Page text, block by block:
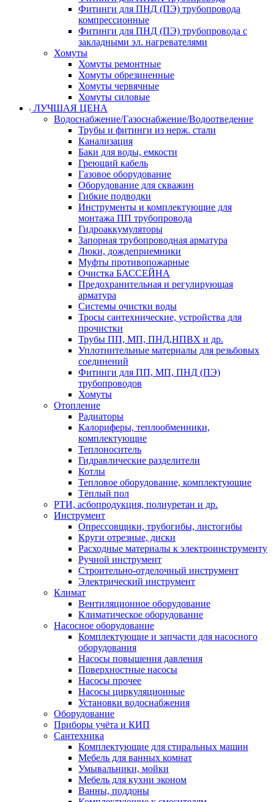
Фитинги для ПНД (ПЭ) трубопровода
компрессионные
Фитинги для ПНД (ПЭ) трубопровода с
закладными эл. нагревателями
Хомуты
Хомуты ремонтные
Хомуты обрезиненные
Хомуты червячные
Хомуты силовые
ЛУЧШАЯ ЦЕНА
Водоснабжение/Газоснабжение/Водоотведение
Трубы и фитинги из нерж. стали
Канализация
Баки для воды, емкости
Греющий кабель
Газовое оборудование
Оборудование для скважин
Гибкие подводки
Инструменты и комплектующие для
монтажа ПП трубопровода
Гидроаккумуляторы
Запорная трубопроводная арматура
Люки, дождеприемники
Муфты противопожарные
Очистка БАССЕЙНА
Предохранительная и регулирующая
арматура
Системы очистки воды
Тросы сантехнические, устройства для
прочистки
Трубы ПП, МП, ПНД,НПВХ и др.
Уплотнительные материалы для резьбовых
соединений
Фитинги для ПП, МП, ПНД (ПЭ)
трубопроводов
Хомуты
Отопление
Радиаторы
Калориферы, теплообменники,
комплектующие
Теплоноситель
Гидравлические разделители
Котлы
Тепловое оборудование, комплектующие
Тёплый пол
РТИ, асбопродукция, полиуретан и др.
Инструмент
Опрессовщики, трубогибы, листогибы
Круги отрезные, диски
Расходные материалы к электроинструменту
Ручной инструмент
Строительно-отделочный инструмент
Электрический инструмент
Климат
Вентиляционное оборудование
Климатическое оборудование
Насосное оборудование
Комплектующие и запчасти для насосного
оборудования
Насосы повышения давления
Поверхностные насосы
Насосы прочее
Насосы циркуляционные
Установки водоснабжения
Оборудование
Приборы учёта и КИП
Сантехника
Комплектующие для стиральных машин
Мебель для ванных комнат
Умывальники, мойки
Мебель для кухни эконом
Ванны, поддоны